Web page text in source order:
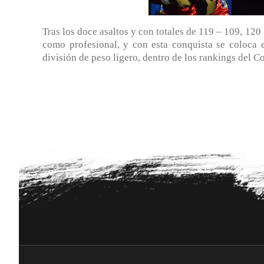
Tras los doce asaltos y con totales de 119 – 109,
como profesional, y con esta conquista se
división de peso ligero, dentro de los rankings del